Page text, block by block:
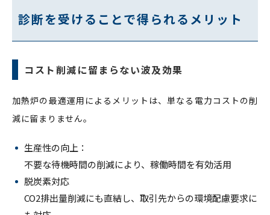
診断を受けることで得られるメリット
コスト削減に留まらない波及効果
加熱炉の最適運用によるメリットは、単なる電力コストの削
減に留まりません。
生産性の向上：
不要な待機時間の削減により、稼働時間を有効活用
脱炭素対応
CO2排出量削減にも直結し、取引先からの環境配慮要求に